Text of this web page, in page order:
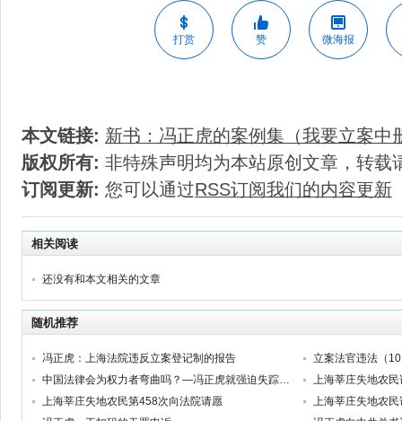
打赏 赞 微海报
本文链接: 新书：冯正虎的案例集（我要立案中
版权所有: 非特殊声明均为本站原创文章，转载
订阅更新: 您可以通过RSS订阅我们的内容更新
相关阅读
还没有和本文相关的文章
随机推荐
冯正虎：上海法院违反立案登记制的报告
立案法官违法（
中国法律会为权力者弯曲吗？—冯正虎就强迫失踪及非法拘禁事件向检察院控告
上海莘庄失地农
上海莘庄失地农民第458次向法院请愿
上海莘庄失地农